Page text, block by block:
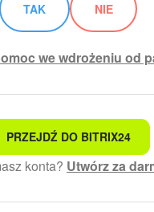
TAK NIE
we wdrożeniu od
czego szukam
i niezrozumiały tekst
PRZEJDŹ DO BITRIX24
konta? Utwórz za